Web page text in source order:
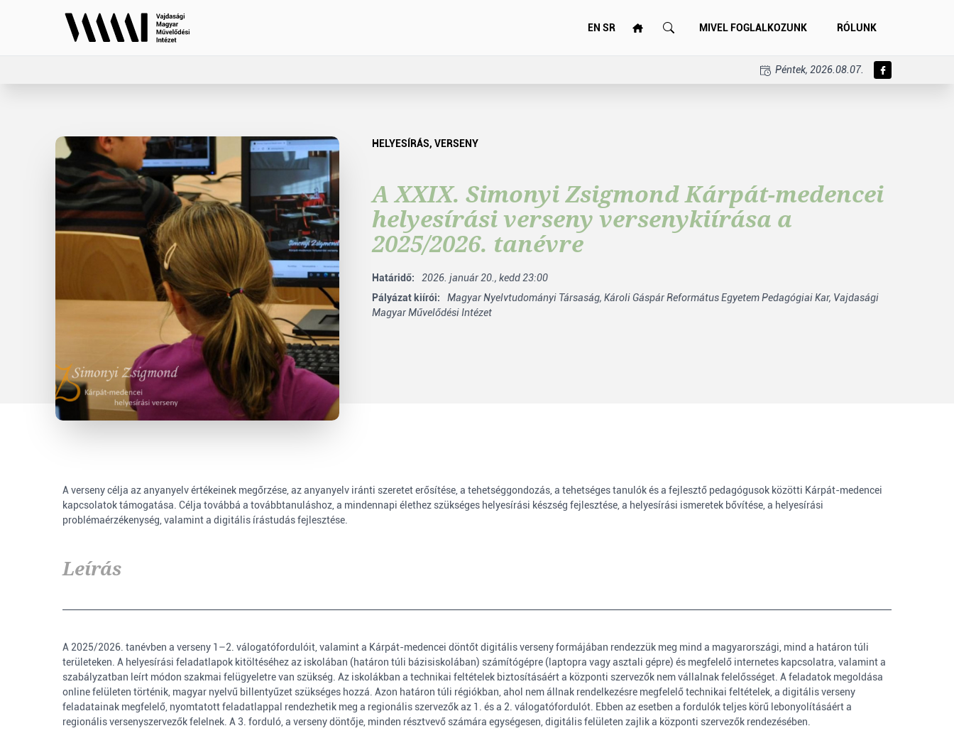
EN SR MIVEL FOGLALKOZUNK RÓLUNK
Péntek, 2026.08.07.
HELYESÍRÁS, VERSENY
A XXIX. Simonyi Zsigmond Kárpát-medencei
helyesírási verseny versenykiírása a
2025/2026. tanévre
Határidő:
2026. január 20., kedd 23:00
Pályázat kiírói:
Magyar Nyelvtudományi Társaság, Károli Gáspár Református Egyetem Pedagógiai Kar, Vajdasági
Magyar Művelődési Intézet
A verseny célja az anyanyelv értékeinek megőrzése, az anyanyelv iránti szeretet erősítése, a tehetséggondozás, a tehetséges tanulók és a fejlesztő pedagógusok közötti Kárpát-medencei
kapcsolatok támogatása. Célja továbbá a továbbtanuláshoz, a mindennapi élethez szükséges helyesírási készség fejlesztése, a helyesírási ismeretek bővítése, a helyesírási
problémaérzékenység, valamint a digitális írástudás fejlesztése.
Leírás
A 2025/2026. tanévben a verseny 1–2. válogatófordulóit, valamint a Kárpát-medencei döntőt digitális verseny formájában rendezzük meg mind a magyarországi, mind a határon túli
területeken. A helyesírási feladatlapok kitöltéséhez az iskolában (határon túli bázisiskolában) számítógépre (laptopra vagy asztali gépre) és megfelelő internetes kapcsolatra, valamint a
szabályzatban leírt módon szakmai felügyeletre van szükség. Az iskolákban a technikai feltételek biztosításáért a központi szervezők nem vállalnak felelősséget. A feladatok megoldása
online felületen történik, magyar nyelvű billentyűzet szükséges hozzá. Azon határon túli régiókban, ahol nem állnak rendelkezésre megfelelő technikai feltételek, a digitális verseny
feladatainak megfelelő, nyomtatott feladatlappal rendezhetik meg a regionális szervezők az 1. és a 2. válogatófordulót. Ebben az esetben a fordulók teljes körű lebonyolításáért a
regionális versenyszervezők felelnek. A 3. forduló, a verseny döntője, minden résztvevő számára egységesen, digitális felületen zajlik a központi szervezők rendezésében.